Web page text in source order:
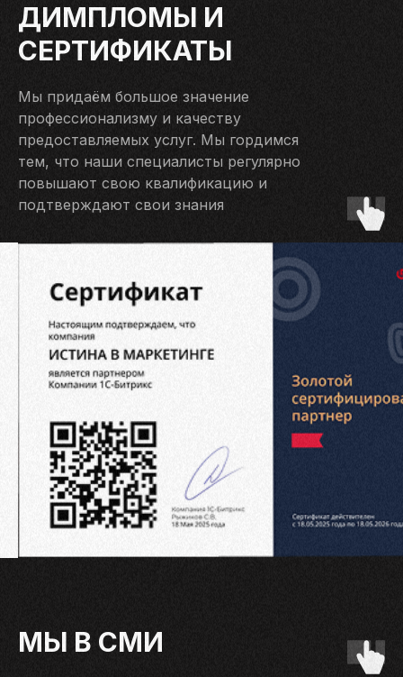
ДИМПЛОМЫ И
СЕРТИФИКАТЫ
Мы придаём большое значение
профессионализму и качеству
предоставляемых услуг. Мы гордимся
тем, что наши специалисты регулярно
повышают свою квалификацию и
подтверждают свои знания
МЫ В CМИ